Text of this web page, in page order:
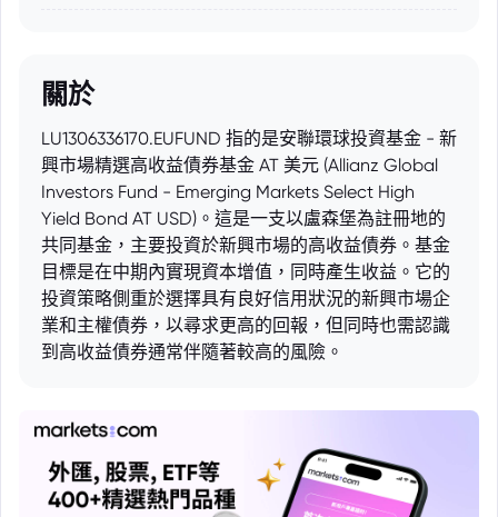
關於
LU1306336170.EUFUND 指的是安聯環球投資基金 - 新
興市場精選高收益債券基金 AT 美元 (Allianz Global
Investors Fund - Emerging Markets Select High
Yield Bond AT USD)。這是一支以盧森堡為註冊地的
共同基金，主要投資於新興市場的高收益債券。基金
目標是在中期內實現資本增值，同時產生收益。它的
投資策略側重於選擇具有良好信用狀況的新興市場企
業和主權債券，以尋求更高的回報，但同時也需認識
到高收益債券通常伴隨著較高的風險。